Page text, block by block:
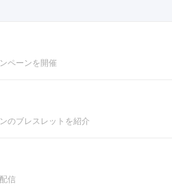
ペーンを開催
のブレスレットを紹介
信